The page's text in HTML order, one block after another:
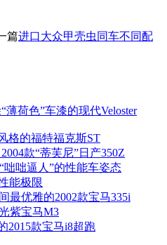
篇进口大众甲壳虫同车不同配
荷色”车漆的现代Veloster
格的福特福克斯ST
款“蒂芙尼”日产350Z
咄咄逼人”的性能车姿态
能极限
最优雅的2002款宝马335i
紫宝马M3
2015款宝马i8超跑